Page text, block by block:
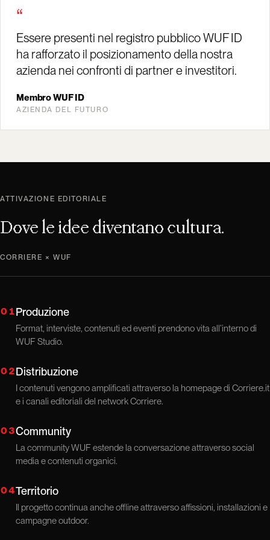
“
Essere presenti nel registro pubblico WUF ID
ha rafforzato il posizionamento della nostra
azienda nei confronti di partner e investitori.
Membro WUF ID
AZIENDA DEL FUTURO
ATTIVAZIONE EDITORIALE
Dove le idee diventano cultura.
CORRIERE × WUF
01Produzione
Format, interviste, contenuti ed eventi prendono vita all’interno di
WUF Studio.
02Distribuzione
I contenuti vengono amplificati attraverso la homepage di Corriere.it
e i canali editoriali del network Corriere.
03Community
La community WUF estende la conversazione attraverso social
media e contenuti organici.
04Territorio
Il progetto continua anche offline attraverso affissioni, installazioni e
campagne outdoor.